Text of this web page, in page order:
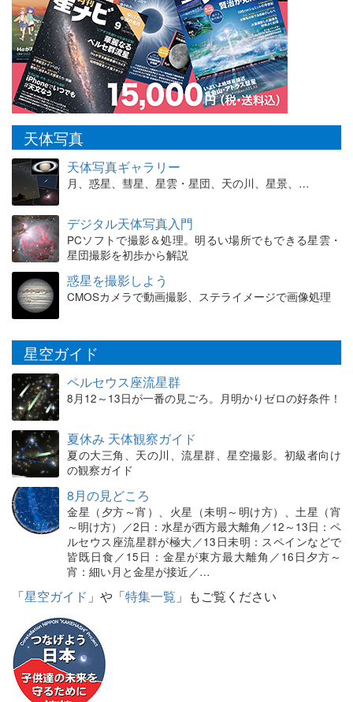
天体写真
天体写真ギャラリー
月、惑星、彗星、星雲・星団、天の川、星景、…
デジタル天体写真入門
PCソフトで撮影＆処理。明るい場所でもできる星雲・
星団撮影を初歩から解説
惑星を撮影しよう
CMOSカメラで動画撮影、ステライメージで画像処理
星空ガイド
ペルセウス座流星群
8月12～13日が一番の見ごろ。月明かりゼロの好条件！
夏休み 天体観察ガイド
夏の大三角、天の川、流星群、星空撮影。初級者向け
の観察ガイド
8月の見どころ
金星（夕方～宵）、火星（未明～明け方）、土星（宵
～明け方）／2日：水星が西方最大離角／12～13日：ペ
ルセウス座流星群が極大／13日未明：スペインなどで
皆既日食／15日：金星が東方最大離角／16日夕方～
宵：細い月と金星が接近／…
「星空ガイド 」や「特集一覧 」もご覧ください